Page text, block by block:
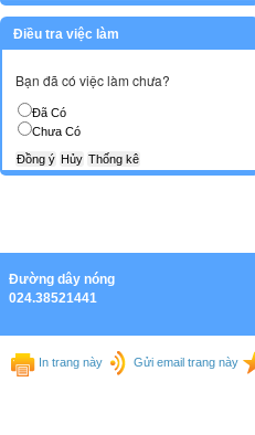
Điều tra việc làm
Bạn đã có việc làm chưa?
Đã Có
Chưa Có
Ðường dây nóng
024.38521441
In trang này Gửi email trang này